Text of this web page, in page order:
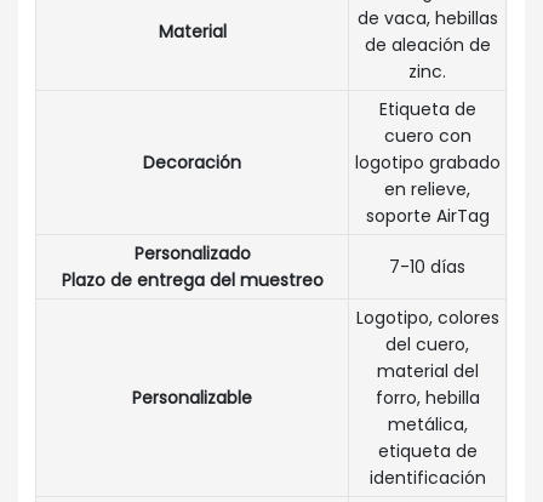
Material
de vaca, hebillas
de aleación de
zinc.
Decoración
Etiqueta de
cuero con
logotipo grabado
en relieve,
soporte AirTag
Personalizado
Plazo de entrega del muestreo
7-10 días
Personalizable
Logotipo, colores
del cuero,
material del
forro, hebilla
metálica,
etiqueta de
identificación